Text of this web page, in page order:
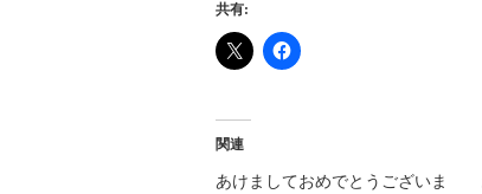
共有:
関連
あけましておめでとうございま